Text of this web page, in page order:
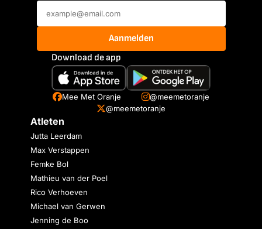
Aanmelden
Download de app
Mee Met Oranje
@meemetoranje
@meemetoranje
Atleten
Jutta Leerdam
Max Verstappen
Femke Bol
Mathieu van der Poel
Rico Verhoeven
Michael van Gerwen
Jenning de Boo